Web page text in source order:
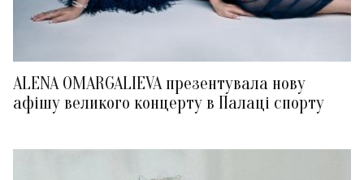
ALENA OMARGALIEVA презентувала нову
афішу великого концерту в Палаці спорту